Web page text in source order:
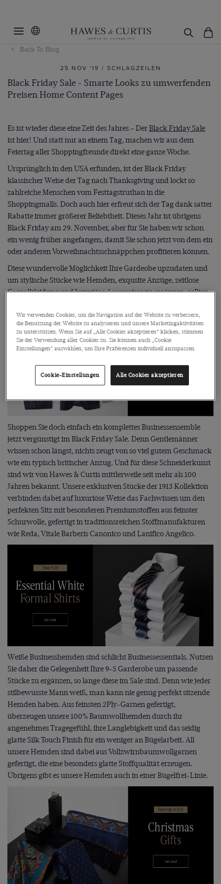
Back To Blog
25 NOV '19 / SCHLAGZEILEN
Black Friday Sale - Smarte Looks zu umwerfenden
Preisen Home Content Pages
Es ist wieder diese eine Zeit des Jahres – DerBlack Friday Sale
ist hier! Und statt nur an einem Tag, machen wir aus dem
Feiertag aller Shoppingfreunde direkt eine ganze Woche.
Ursprünglich in den USA erfunden, ist der Black Friday
klassischer Weise der Tag nach Thanksgiving und lockt so
zahlreiche Menschen vom Festtagstruthan in die
Shoppingmalls. Doch auch hier erfreut sich der Tag dank satter
Rabatte immer größerer Beliebtheit. Dieses Jahr ist übrigens
Black Friday am 29. November, aber für Sie haben wir schon
ein wenig früher angefangen, damit Sie schon jetzt von dem ein
oder anderen Vorweihnachtsschnäppchen profitieren können.
Diese wundervolle Möglichkeit Ihre Gardeobe upzudaten und
um stylische Stücke wie Hemden, exqusite Anzüge, zeitlose
Casualkleidung und luxuriöse Accessoires zu ergänzen, sollten
Shoppen Sie doch einfach ein komplettes Businessensemble
jetzt vergünstigt im Black Friday Sale. Denn Gentlemänner
wissen schon längst, nichts zeugt von so viel gutem Geschmack
wie ein typisch britischer Anzug. Und für diese Schneiderkunst
sind wir von Hawes & Curtis mittlerweile seit mehr als 100
Jahren bekannt. Unsere exklusiven Stücke der 1913 Kollektion
verbinden dabei auf luxuriöse Weise das Fachwissen um den
perfekten Sitz mit besonderen Premiumstoffen aus feinster
Schurwolle, gefertigt in traditionsreichen Stoffmanufakturen
wie Reda, Vitale Barberis Canonico und Lanifico Angelico.
Weiße Businesshemden sind schlicht Businessessentials. Nutzen
Sie daher die Gelegenheit Ihre 9-5 Garderobe um passende
Stücke zu ergänzen, so lange diese im Sale sind. Denn wie jeder
stilbewusste Mann weiß, man kann nie genug perfekt sitzende
Hemden haben. Aus feinsten 2Ply-Garnen gefertigt,
überzeugen unsere 100% Baumwollhemden durch ihr
angenehmes Tragegefühl, ihre Langlebigkeit und das seidig
glatte Silk Touch Finish für ein weniger an Bügelarbeit. All
unsere Hemden sind dabei aus Vollzwirnbaumwollgarnen
gefertigt, die eine besonders glatte Stoffqualität erzeugen.
Übrigens gibt es unsere Hemden auch in einer Bügelfrei-Linie.
Wir verwenden Cookies, um die Navigation auf der Website zu verbessern,
die Benutzung der Website zu analysieren und unsere Marketingaktivitäten
zu unterstützen. Wenn Sie auf „Alle Cookies akzeptieren“ klicken, stimmen
Sie der Verwendung aller Cookies zu. Sie können auch „Cookie
Einstellungen“ auswählen, um Ihre Präferenzen individuell anzupassen.
Cookie-Einstellungen Alle Cookies akzeptieren